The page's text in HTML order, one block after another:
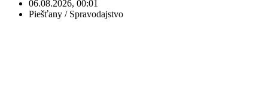
06.08.2026, 00:01
Piešťany / Spravodajstvo